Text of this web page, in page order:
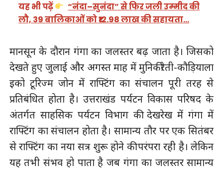
यह भी पढ़ें
“नंदा–सुनंदा” से फिर जली उम्मीद की
लौ, 39 बालिकाओं को ₹12.98 लाख की सहायता…
मानसून के दौरान गंगा का जलस्तर बढ़ जाता है। जिसको
देखते हुए जुलाई और अगस्त माह में मुनिकीरेती-कौड़ियाला
इको टूरिज्म जोन में राफ्टिंग का संचालन पूरी तरह से
प्रतिबंधित होता है। उत्तराखंड पर्यटन विकास परिषद के
अंतर्गत साहसिक पर्यटन विभाग की देखरेख में गंगा में
राफ्टिंग का संचालन होता है। सामान्य तौर पर एक सितंबर
से राफ्टिंग का नया सत्र शुरू होने की परंपरा रही है। लेकिन
यह तभी संभव हो पाता है जब गंगा का जलस्तर सामान्य